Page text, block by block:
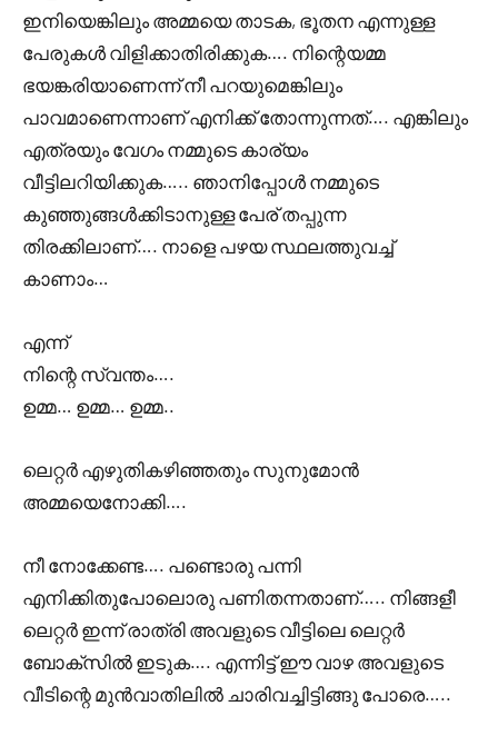
ഇനിയെങ്കിലും അമ്മയെ താടക, ഭൂതന എന്നുള്ള
പേരുകൾ വിളിക്കാതിരിക്കുക…. നിന്റെയമ്മ
ഭയങ്കരിയാണെന്ന് നീ പറയുമെങ്കിലും
പാവമാണെന്നാണ് എനിക്ക് തോന്നുന്നത്…. എങ്കിലും
എത്രയും വേഗം നമ്മുടെ കാര്യം
വീട്ടിലറിയിക്കുക….. ഞാനിപ്പോൾ നമ്മുടെ
കുഞ്ഞുങ്ങൾക്കിടാനുള്ള പേര് തപ്പുന്ന
തിരക്കിലാണ്…. നാളെ പഴയ സ്ഥലത്തുവച്ച്
കാണാം…
എന്ന്
നിന്റെ സ്വന്തം….
ഉമ്മ… ഉമ്മ… ഉമ്മ..
ലെറ്റർ എഴുതികഴിഞ്ഞതും സുനുമോൻ
അമ്മയെനോക്കി….
നീ നോക്കേണ്ട…. പണ്ടൊരു പന്നി
എനിക്കിതുപോലൊരു പണിതന്നതാണ്….. നിങ്ങളീ
ലെറ്റർ ഇന്ന് രാത്രി അവളുടെ വീട്ടിലെ ലെറ്റർ
ബോക്സിൽ ഇടുക…. എന്നിട്ട് ഈ വാഴ അവളുടെ
വീടിന്റെ മുൻവാതിലിൽ ചാരിവച്ചിട്ടിങ്ങു പോരെ…..